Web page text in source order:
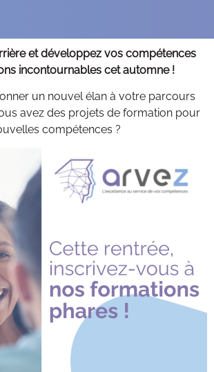
et développez vos compétences
incontournables cet automne !
un nouvel élan à votre parcours
avez des projets de formation pour
compétences ?